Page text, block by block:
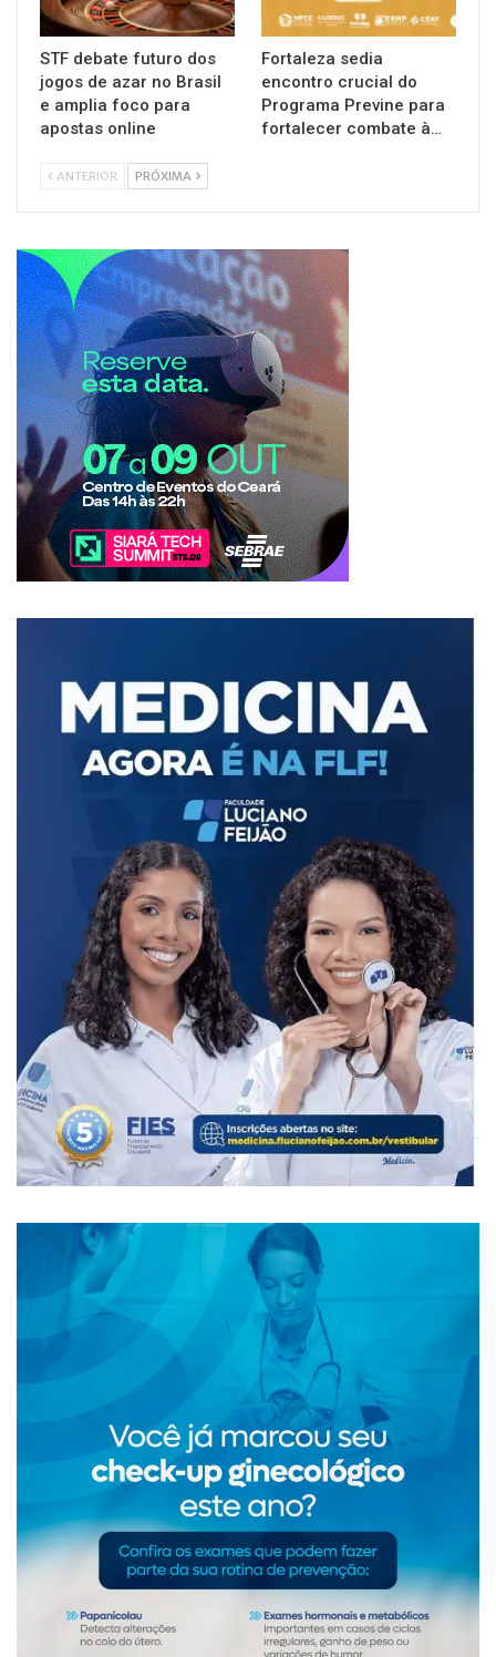
STF debate futuro dos
jogos de azar no Brasil
e amplia foco para
apostas online
Fortaleza sedia
encontro crucial do
Programa Previne para
fortalecer combate à…
ANTERIOR PRÓXIMA